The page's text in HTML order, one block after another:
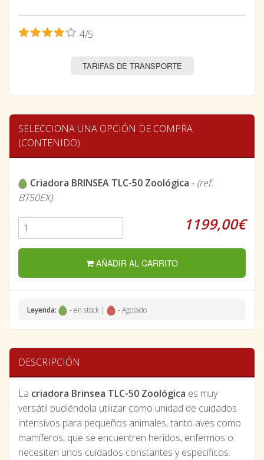
4/5
TARIFAS DE TRANSPORTE
SELECCIONA UNA OPCIÓN DE COMPRA
(CONTENIDO)
Criadora BRINSEA TLC-50 Zoológica - (ref.
BT50EX)
1199,00€
AÑADIR AL CARRITO
Leyenda: - en stock | - Agotado
DESCRIPCIÓN
La criadora Brinsea TLC-50 Zoológica es muy
versátil pudiéndola utilizar como unidad de cuidados
intensivos para pequeños animales, tanto aves como
mamíferos, que se encuentren heridos, enfermos o
necesiten unos cuidados constantes y específicos.